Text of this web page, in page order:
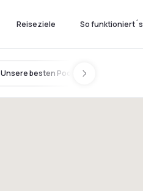
Reiseziele So funktioniert´s
Unsere besten Pools